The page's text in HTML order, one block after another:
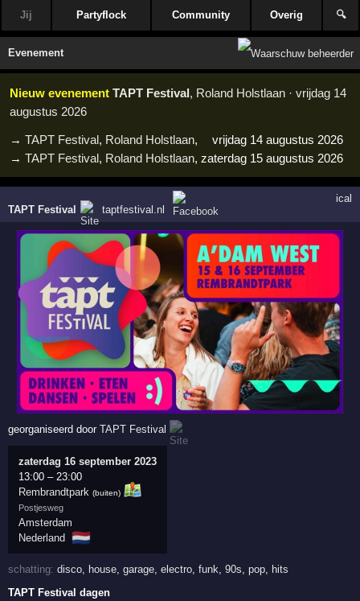
Jij Partyflock Community Overig 🔍
Evenement
Nieuw evenement TAPT Festival, Roland Holstlaan · vrijdag 14
augustus 2026
→TAPT Festival, Roland Holstlaan,
vrijdag 14 augustus 2026
→TAPT Festival, Roland Holstlaan,zaterdag 15 augustus 2026
TAPT Festival taptfestival.nl
ical
georganiseerd doorTAPT Festival
zaterdag 16 september 2023
13:00 – 23:00
Rembrandtpark (buiten)
Postjesweg
Amsterdam
Nederland 🇳🇱
schatting:disco house ,garage ,electro ,funk ,90s ,pop
hits
TAPT Festival dagen